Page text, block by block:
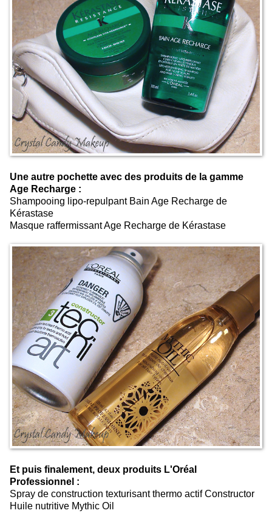
Une autre pochette avec des produits de la gamme
Age Recharge :
Shampooing lipo-repulpant Bain Age Recharge de
Kérastase
Masque raffermissant Age Recharge de Kérastase
Et puis finalement, deux produits L'Oréal
Professionnel :
Spray de construction texturisant thermo actif Constructor
Huile nutritive Mythic Oil